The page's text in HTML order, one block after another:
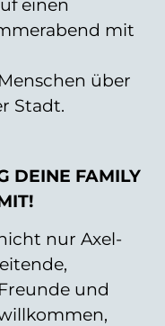
einen
mit
über
Stadt.
DEINE FAMILY
nur Axel-
und